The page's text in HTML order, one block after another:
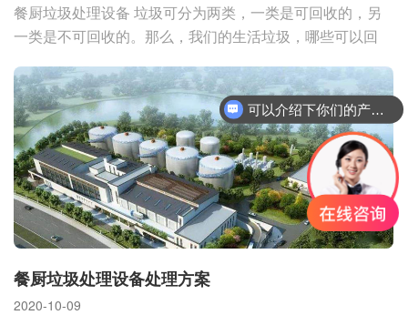
餐厨垃圾处理设备 垃圾可分为两类，一类是可回收的，另
一类是不可回收的。那么，我们的生活垃圾，哪些可以回
指人们在买
餐厨垃圾处理设备处理方案
2020-10-09
可以介绍下你们的产品么